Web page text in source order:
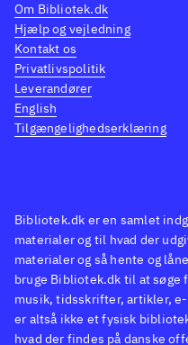
Bibliotek.dk er en samlet
materialer og til hvad der
materialer og så hente og
bruge Bibliotek.dk til at søge
musik, tidsskrifter, artikler,
er altså ikke et fysisk
hvad der findes på danske
Om Bibliotek.dk
Hjælp og vejledning
Kontakt os
Privatlivspolitik
Leverandører
English
Tilgængelighedserklæring